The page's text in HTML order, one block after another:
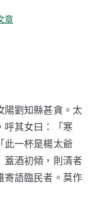
章
陽劉知縣甚貪。太
呼其女曰：「寒
此一杯是楊太爺
蓋酒初傾，則清者
寄語臨民者。莫作